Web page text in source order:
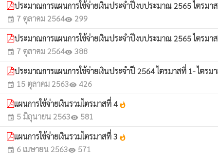
ประมาณการแผนการใช้จ่ายเงินประจำปีงบประมาณ 2565 ไตรม
event 7 ตุลาคม 2564visibility 299
ประมาณการแผนการใช้จ่ายเงินประจำปีงบประมาณ 2565 ไตรม
event 7 ตุลาคม 2564visibility 388
ประมาณการแผนการใช้จ่ายเงินประจำปี 2564 ไตรมาสที่ 1- ไตรม
event 15 ตุลาคม 2563visibility 426
แผนการใช้จ่ายเงินรวมไตรมาสที่ 4 whatshot
event 5 มิถุนายน 2563visibility 581
แผนการใช้จ่ายเงินรวมไตรมาสที่ 3 whatshot
event 6 เมษายน 2563visibility 571